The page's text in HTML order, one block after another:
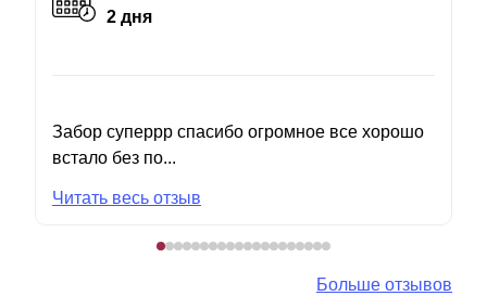
2 дня
Забор суперрр спасибо огромное все хорошо
встало без по...
Читать весь отзыв
Больше отзывов